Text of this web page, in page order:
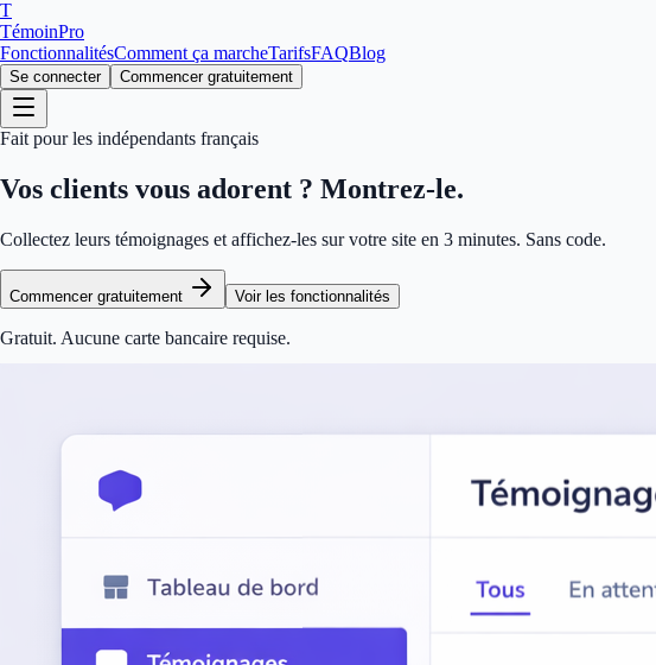
T
TémoinPro
FonctionnalitésComment ça marcheTarifsFAQBlog
Se connecter Commencer gratuitement
Fait pour les indépendants français
Vos clients vous adorent ? Montrez-le.
Collectez leurs témoignages et affichez-les sur votre site en 3 minutes. Sans code.
Commencer gratuitement Voir les fonctionnalités
Gratuit. Aucune carte bancaire requise.